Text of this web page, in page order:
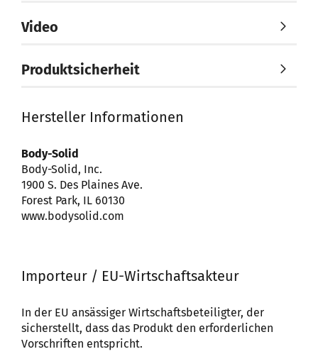
Video
Produktsicherheit
Hersteller Informationen
Body-Solid
Body-Solid, Inc.
1900 S. Des Plaines Ave.
Forest Park, IL 60130
www.bodysolid.com
Importeur / EU-Wirtschaftsakteur
In der EU ansässiger Wirtschaftsbeteiligter, der
sicherstellt, dass das Produkt den erforderlichen
Vorschriften entspricht.